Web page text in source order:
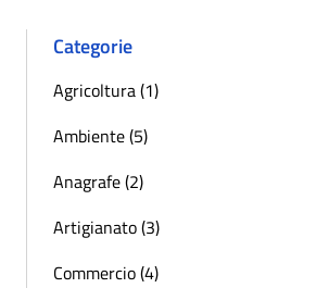
Categorie
Agricoltura (1)
Ambiente (5)
Anagrafe (2)
Artigianato (3)
Commercio (4)